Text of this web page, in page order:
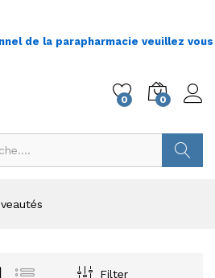
de la parapharmacie veuillez vous
0 0
Filter